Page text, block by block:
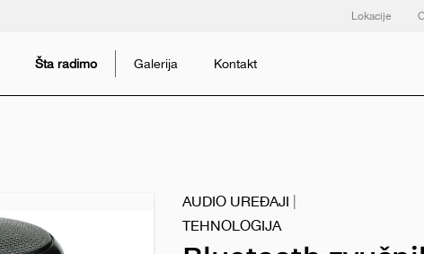
Lokacije
Šta radimo Galerija Kontakt
AUDIO UREĐAJI
TEHNOLOGIJA